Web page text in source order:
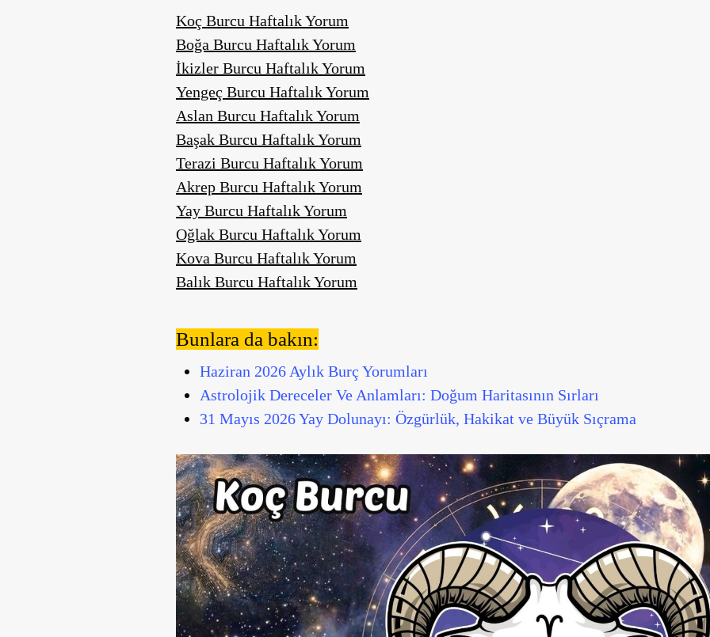
Koç Burcu Haftalık Yorum
Boğa Burcu Haftalık Yorum
İkizler Burcu Haftalık Yorum
Yengeç Burcu Haftalık Yorum
Aslan Burcu Haftalık Yorum
Başak Burcu Haftalık Yorum
Terazi Burcu Haftalık Yorum
Akrep Burcu Haftalık Yorum
Yay Burcu Haftalık Yorum
Oğlak Burcu Haftalık Yorum
Kova Burcu Haftalık Yorum
Balık Burcu Haftalık Yorum
Bunlara da bakın:
Haziran 2026 Aylık Burç Yorumları
Astrolojik Dereceler Ve Anlamları: Doğum Haritasının Sırları
31 Mayıs 2026 Yay Dolunayı: Özgürlük, Hakikat ve Büyük Sıçrama